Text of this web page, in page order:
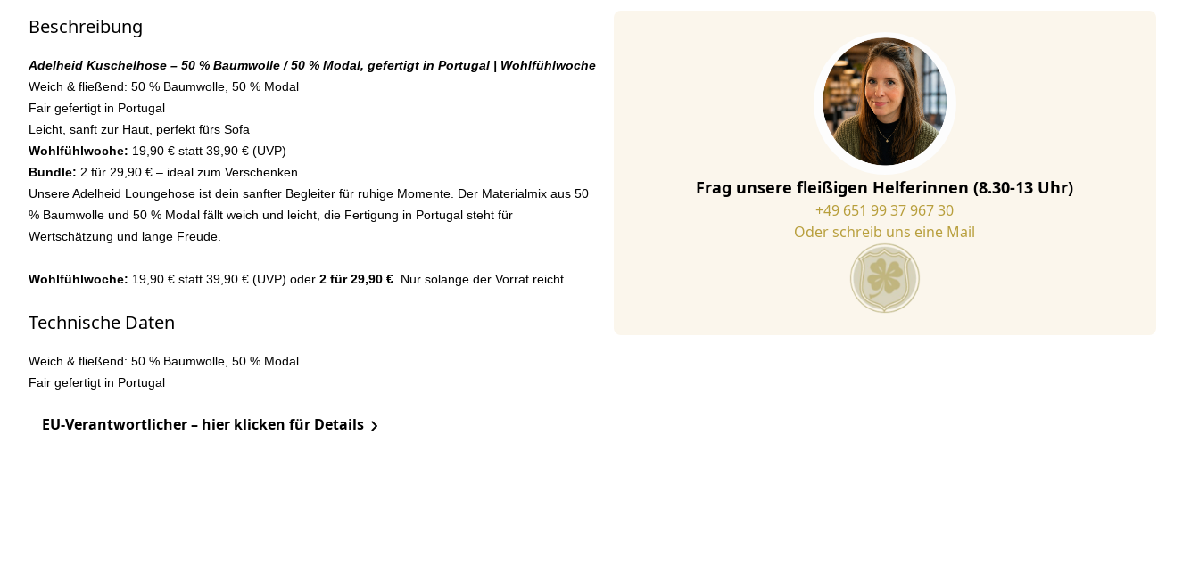
Beschreibung
Adelheid Kuschelhose – 50 % Baumwolle / 50 % Modal, gefertigt in Portugal | Wohlfühlwoche
Weich & fließend: 50 % Baumwolle, 50 % Modal
Fair gefertigt in Portugal
Leicht, sanft zur Haut, perfekt fürs Sofa
Wohlfühlwoche: 19,90 € statt 39,90 € (UVP)
Bundle: 2 für 29,90 € – ideal zum Verschenken
Unsere Adelheid Loungehose ist dein sanfter Begleiter für ruhige Momente. Der Materialmix aus 50
% Baumwolle und 50 % Modal fällt weich und leicht, die Fertigung in Portugal steht für
Wertschätzung und lange Freude.
Wohlfühlwoche: 19,90 € statt 39,90 € (UVP) oder 2 für 29,90 €. Nur solange der Vorrat reicht.
Technische Daten
Weich & fließend: 50 % Baumwolle, 50 % Modal
Fair gefertigt in Portugal
EU-Verantwortlicher – hier klicken für Details
Frag unsere fleißigen Helferinnen (8.30-13 Uhr)
+49 651 99 37 967 30
Oder schreib uns eine Mail